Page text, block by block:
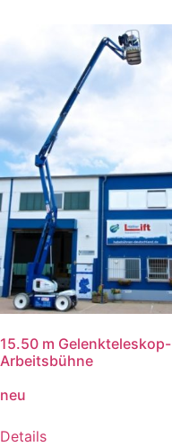
15.50 m Gelenkteleskop-
Arbeitsbühne
neu
Details